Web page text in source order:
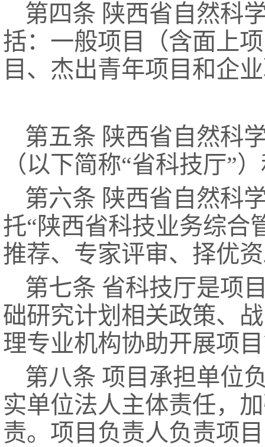
第四条 陕西省自然科
括：一般项目（含面上
目、杰出青年项目和企
第五条 陕西省自然科
（以下简称“省科技厅”
第六条 陕西省自然科
托“陕西省科技业务综合
推荐、专家评审、择优
第七条 省科技厅是项
础研究计划相关政策、
理专业机构协助开展项
第八条 项目承担单位
实单位法人主体责任，
责。项目负责人负责项